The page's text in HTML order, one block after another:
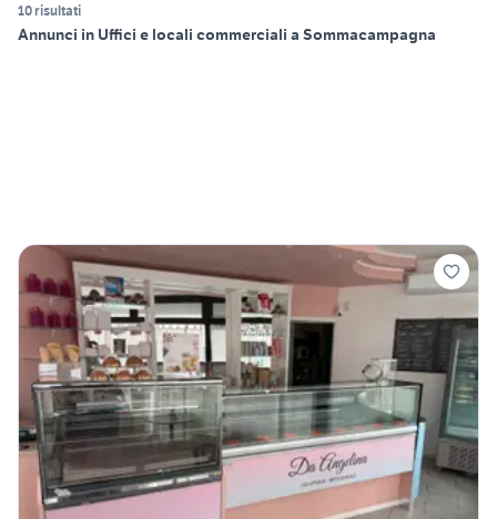
10 risultati
Annunci in Uffici e locali commerciali a Sommacampagna